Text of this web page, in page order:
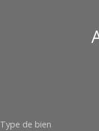
Type de bien